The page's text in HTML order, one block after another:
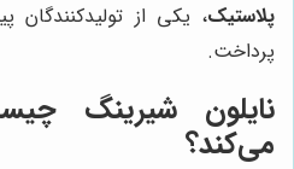
پلاستیک، یکی از تولیدکنندگان
پرداخت.
نایلون شیرینگ
می‌کند؟